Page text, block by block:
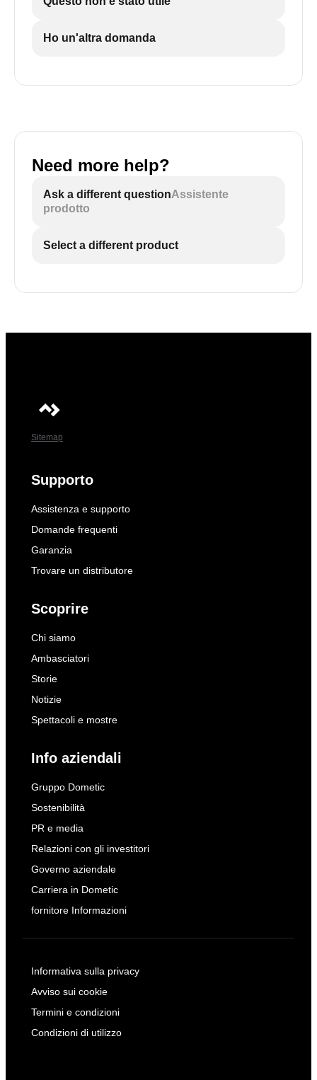
Ho un'altra domanda
Need more help?
Ask a different questionAssistente
prodotto
Select a different product
Sitemap
Supporto
Assistenza e supporto
Domande frequenti
Garanzia
Trovare un distributore
Scoprire
Chi siamo
Ambasciatori
Storie
Notizie
Spettacoli e mostre
Info aziendali
Gruppo Dometic
Sostenibilità
PR e media
Relazioni con gli investitori
Governo aziendale
Carriera in Dometic
fornitore Informazioni
Informativa sulla privacy
Avviso sui cookie
Termini e condizioni
Condizioni di utilizzo